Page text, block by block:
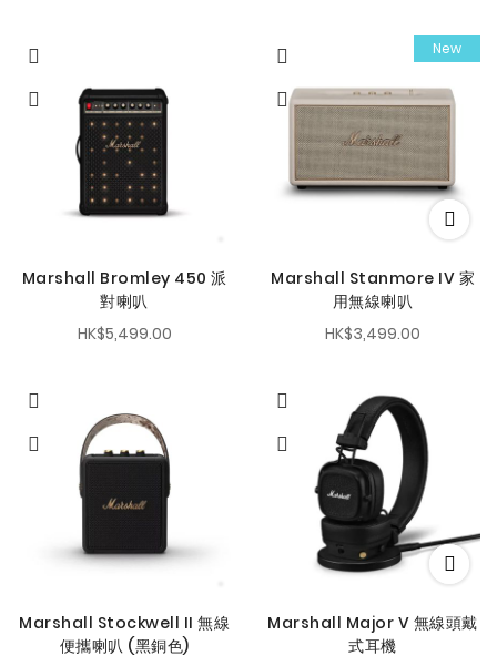
Marshall Bromley 450 派
對喇叭
HK$5,499.00
New
Marshall Stanmore IV 家
用無線喇叭
HK$3,499.00
Marshall Stockwell II 無線
便攜喇叭 (黑銅色)
Marshall Major V 無線頭戴
式耳機